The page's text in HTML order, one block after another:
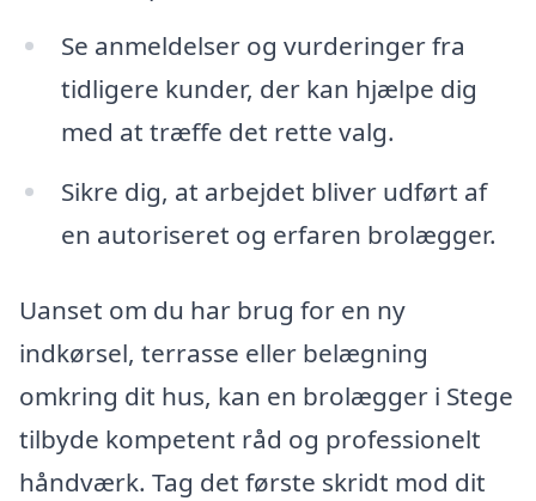
Se anmeldelser og vurderinger fra
tidligere kunder, der kan hjælpe dig
med at træffe det rette valg.
Sikre dig, at arbejdet bliver udført af
en autoriseret og erfaren brolægger.
Uanset om du har brug for en ny
indkørsel, terrasse eller belægning
omkring dit hus, kan en brolægger i Stege
tilbyde kompetent råd og professionelt
håndværk. Tag det første skridt mod dit